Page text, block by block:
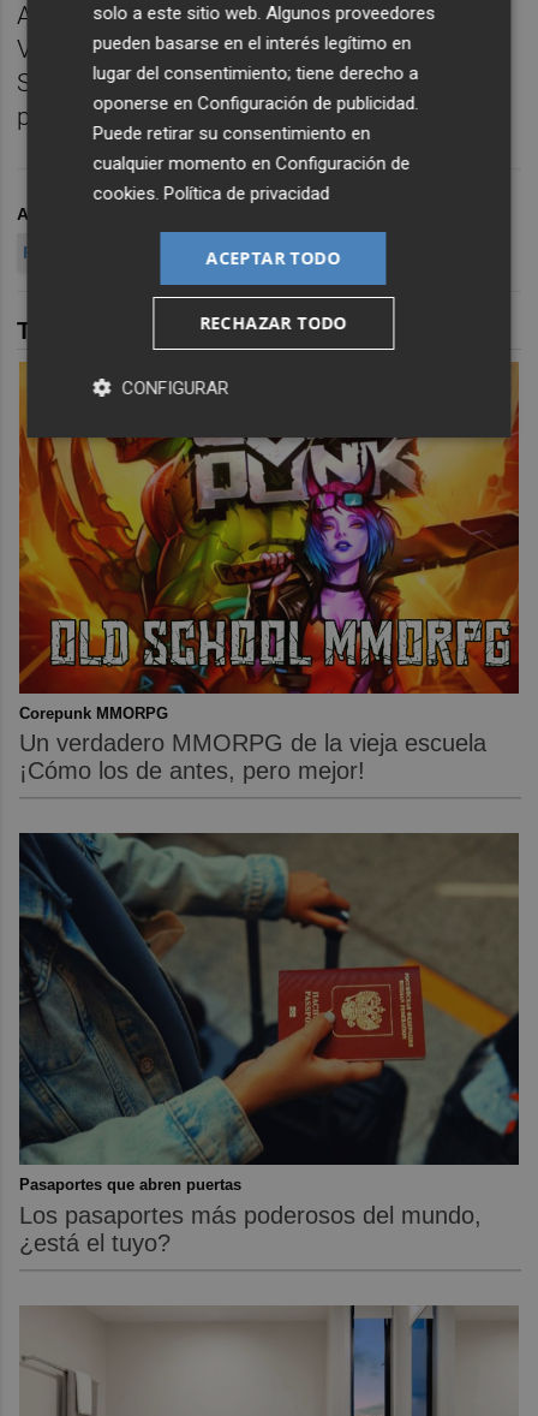
Además, se rindió homenaje a Santi
Valladares, veterano entrenador del
Servigroup Peñíscola, que dirigió su último
partido como profesional del fútbol sala.
ARCHIVADO EN
PRIMERA DIVISIÓN
TAMBIÉN TE PUEDE INTERESAR
Corepunk MMORPG
Un verdadero MMORPG de la vieja escuela
¡Cómo los de antes, pero mejor!
Pasaportes que abren puertas
Los pasaportes más poderosos del mundo,
¿está el tuyo?
solo a este sitio web. Algunos proveedores
pueden basarse en el interés legítimo en
lugar del consentimiento; tiene derecho a
oponerse enConfiguración de publicidad
Puede retirar su consentimiento en
cualquier momento enConfiguración de
cookies .Política de privacidad
ACEPTAR TODO
RECHAZAR TODO
CONFIGURAR